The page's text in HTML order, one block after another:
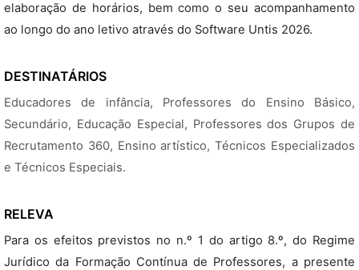
elaboração de horários, bem como o seu acompanhamento
ao longo do ano letivo através do Software Untis 2026.
DESTINATÁRIOS
Educadores de infância, Professores do Ensino Básico,
Secundário, Educação Especial, Professores dos Grupos de
Recrutamento 360, Ensino artístico, Técnicos Especializados
e Técnicos Especiais.
RELEVA
Para os efeitos previstos no n.º 1 do artigo 8.º, do Regime
Jurídico da Formação Contínua de Professores, a presente